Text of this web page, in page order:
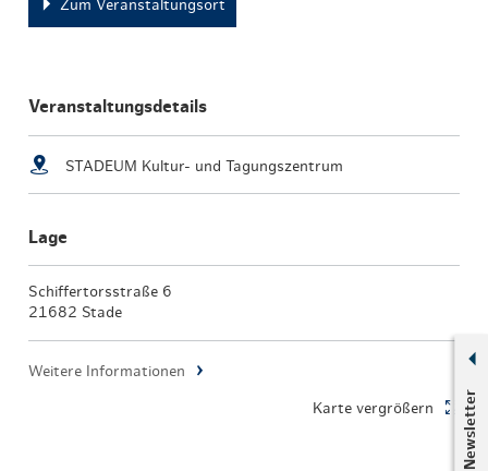
Newsletter
Zum Veranstaltungsort
Veranstaltungsdetails
STADEUM Kultur- und Tagungszentrum
Lage
Schiffertorsstraße 6
21682 Stade
Weitere Informationen
Karte vergrößern